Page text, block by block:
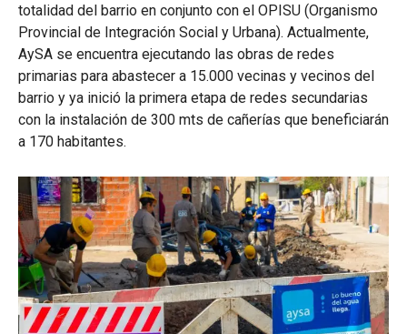
totalidad del barrio en conjunto con el OPISU (Organismo
Provincial de Integración Social y Urbana). Actualmente,
AySA se encuentra ejecutando las obras de redes
primarias para abastecer a 15.000 vecinas y vecinos del
barrio y ya inició la primera etapa de redes secundarias
con la instalación de 300 mts de cañerías que beneficiarán
a 170 habitantes.​